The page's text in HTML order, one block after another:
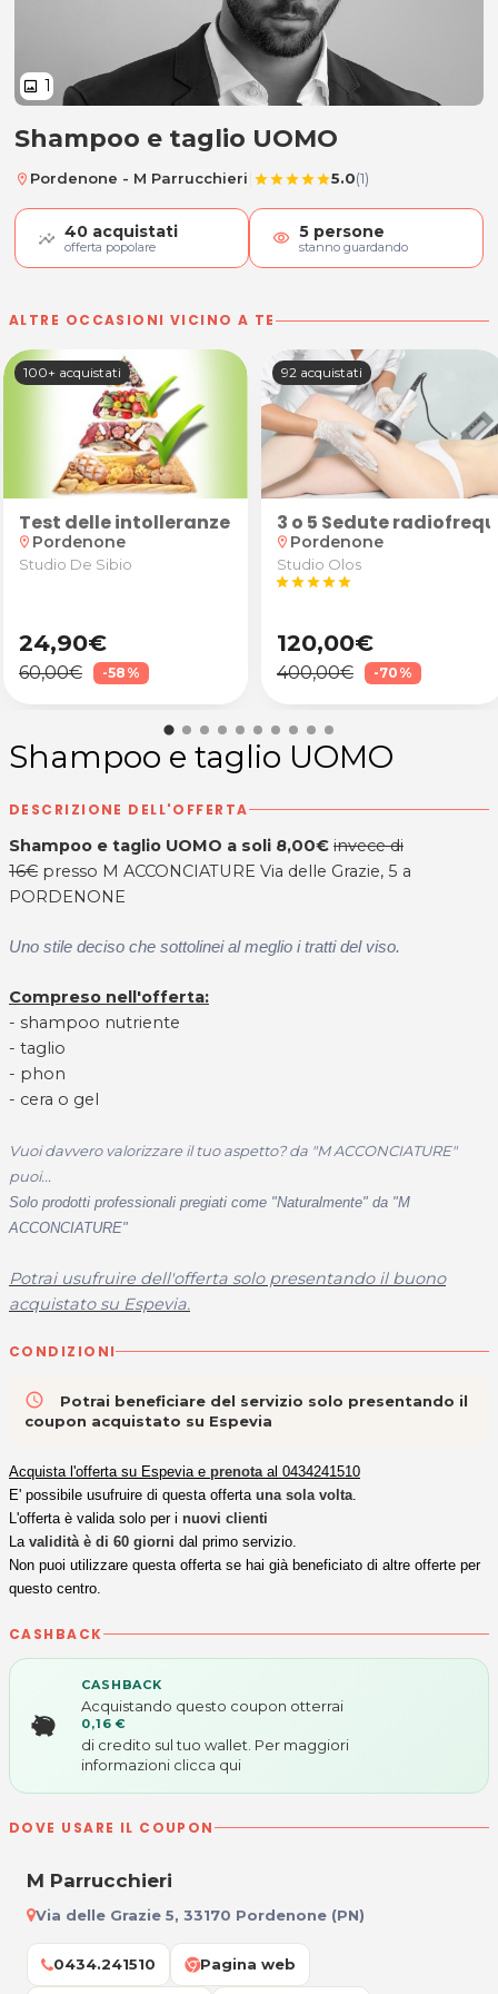
image 1
Shampoo e taglio UOMO
Shampoo e taglio UOMO
location_on Pordenone - M Parrucchieri starstarstarstarstar5.0(1)
40 acquistati
offerta popolare visibility 5 persone
stanno guardando
ALTRE OCCASIONI VICINO A TE
idratante da Elisa Perez Arte Capelli a
anamnesi, valutazione degli obiettivi e test
100+ acquistati
Test delle intolleranze alimentari
location_on Pordenone
Studio De Sibio
24,90€
60,00€ -58%
92 acquistati
3 o 5 Sedute
location_on Pordenone
Studio Olos
starstarstarstarstar
120,00€
400,00€ -70%
Shampoo e taglio UOMO
DESCRIZIONE DELL'OFFERTA
Shampoo e taglio UOMO a soli 8,00€ invece di
16€ presso M ACCONCIATURE Via delle Grazie, 5 a
PORDENONE
Uno stile deciso che sottolinei al meglio i tratti del viso.
Compreso nell'offerta:
- shampoo nutriente
- taglio
- phon
- cera o gel
Vuoi davvero valorizzare il tuo aspetto? da "M ACCONCIATURE"
puoi...
Solo prodotti professionali pregiati come "Naturalmente" da "M
ACCONCIATURE"
Potrai usufruire dell'offerta solo presentando il buono
acquistato su Espevia.
CONDIZIONI
access_time
Potrai beneficiare del servizio solo presentando il
coupon acquistato su Espevia
Acquista l'offerta su Espevia e prenota al 0434241510
E' possibile usufruire di questa offerta una sola volta
L'offerta è valida solo per i nuovi clienti
La validità è di 60 giorni dal primo servizio.
Non puoi utilizzare questa offerta se hai già beneficiato di altre offerte per
questo centro.
CASHBACK
CASHBACK
Acquistando questo coupon otterrai
0,16 €
di credito sul tuo wallet. Per maggiori
informazioni clicca qui
DOVE USARE IL COUPON
M Parrucchieri
Via delle Grazie 5, 33170 Pordenone (PN)
0434.241510 Pagina web